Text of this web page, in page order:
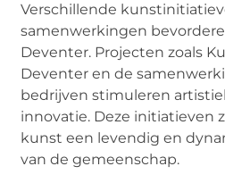
Verschillende
samenwerkingen
Deventer. Projecten zoals
Deventer en de
bedrijven stimuleren
innovatie. Deze initiatieven
kunst een levendig en
van de gemeenschap.